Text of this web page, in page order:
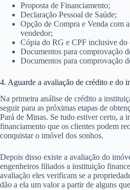
Proposta de Financiamento;
Declaração Pessoal de Saúde;
Opção de Compra e Venda com
vendedor;
Cópia do RG e CPF inclusive do
Documentos para comprovação
Documentos para comprovação
4. Aguarde a avaliação de crédito e do
Na primeira análise de crédito a
seguir para as próximas etapas de
Pará de Minas. Se tudo estiver certo, a
financiamento que os clientes podem
conquistar o imóvel dos sonhos.
Depois disso existe a avaliação do
engenheiros filiados a instituição
avaliação eles verificam se a
dão a ela um valor a partir de alguns